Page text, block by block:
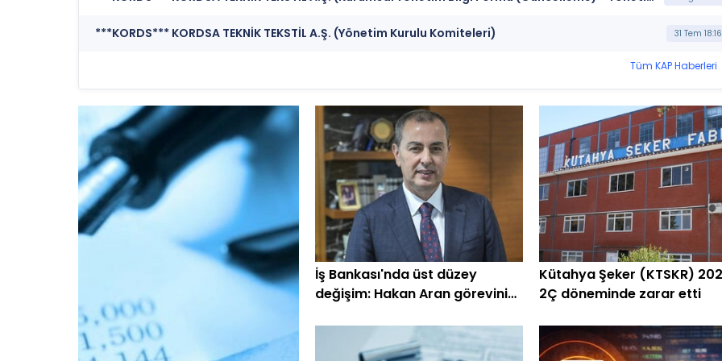
***KORDS*** KORDSA TEKNİK TEKSTİL A.Ş. (Yönetim Kurulu Komiteleri) 31 Tem 18:16
Tüm KAP Haberleri
İş Bankası'nda üst düzey
değişim: Hakan Aran görevini
Kütahya Şeker (KTSKR)
2Ç döneminde zarar etti